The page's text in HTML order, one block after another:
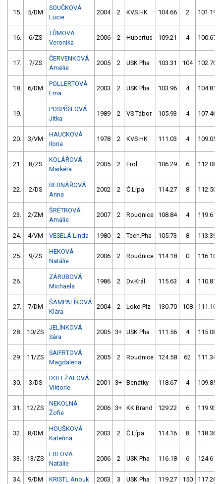
15. 5/DM
SOUČKOVÁ
Lucie
2004 2 KVS HK 104.66 2 101.19
16. 6/ZS
TŮMOVÁ
Veronika
2006 2 Hubertus 109.21 4 100.67
17. 7/ZS
ČERVENKOVÁ
Amélie
2005 2 USK Pha 103.31 104 102.70
18. 6/DM
POLLERTOVÁ
Ema
2003 2 USK Pha 103.96 4 104.81
19.
POSPÍŠILOVÁ
Jitka
1989 2 VS Tábor 105.93 4 107.46
20. 3/VM
HAUCKOVÁ
Ilona
1978 2 KVS HK 111.03 4 109.05
21. 8/ZS
KOLÁŘOVÁ
Markéta
2005 2 Frol 106.29 6 112.08
22. 2/DS
BEDNÁŘOVÁ
Anna
2002 2 Č.Lípa 114.27 8 112.50
23. 2/ZM
ŠRÉTROVÁ
Amálie
2007 2 Roudnice 108.84 4 119.61
24. 4/VM VESELÁ Linda 1980 2 Tech.Pha 105.73 8 113.39
25. 9/ZS
HEKOVÁ
Natálie
2006 2 Roudnice 114.18 0 116.10
26.
ZÁRUBOVÁ
Michaela
1986 2 Dv.Král. 115.63 4 110.81
27. 7/DM
ŠAMPALÍKOVÁ
Klára
2004 2 Loko Plz 130.70 108 111.10
28. 10/ZS
JELÍNKOVÁ
Sára
2005 3+ USK Pha 111.56 4 115.08
29. 11/ZS
SAIFRTOVÁ
Magdalena
2005 2 Roudnice 124.58 62 111.34
30. 3/DS
DOLEŽALOVÁ
Viktorie
2001 3+ Benátky 118.67 4 109.85
31. 12/ZS
NEKOLNÁ
Žofie
2006 3+ KK Brand 129.22 6 119.93
32. 8/DM
HOUŠKOVÁ
Kateřina
2003 2 Č.Lípa 114.16 8 118.36
33. 13/ZS
ERLOVÁ
Natálie
2006 2 USK Pha 116.18 6 124.61
34. 9/DM KRISTL Anouk 2003 3 USK Pha 119.27 150 117.26